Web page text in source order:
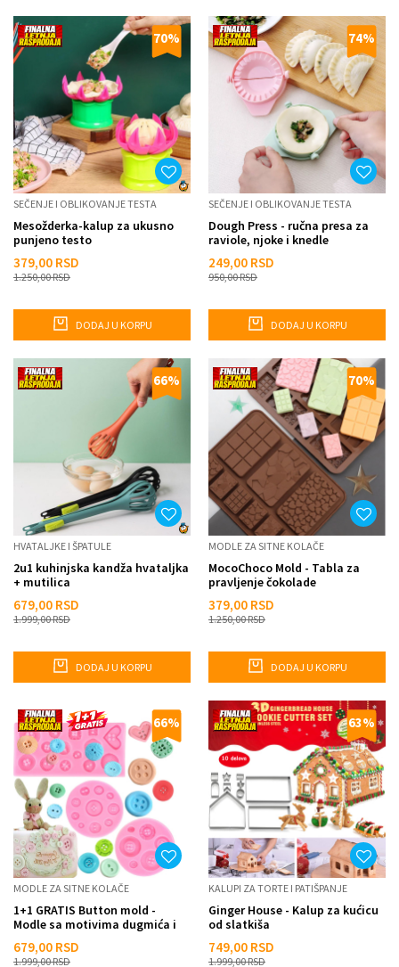
70%
SEČENJE I OBLIKOVANJE TESTA
Mesožderka-kalup za ukusno
punjeno testo
379,00 RSD
1.250,00RSD
DODAJ U KORPU
74%
SEČENJE I OBLIKOVANJE TESTA
Dough Press - ručna presa za
raviole, njoke i knedle
249,00 RSD
950,00RSD
DODAJ U KORPU
66%
HVATALJKE I ŠPATULE
2u1 kuhinjska kandža hvataljka
+ mutilica
679,00 RSD
1.999,00RSD
DODAJ U KORPU
70%
MODLE ZA SITNE KOLAČE
MocoChoco Mold - Tabla za
pravljenje čokolade
379,00 RSD
1.250,00RSD
DODAJ U KORPU
66%
MODLE ZA SITNE KOLAČE
1+1 GRATIS Button mold -
Modle sa motivima dugmića i
679,00 RSD
1.999,00RSD
63%
KALUPI ZA TORTE I PATIŠPANJE
Ginger House - Kalup za kućicu
od slatkiša
749,00 RSD
1.999,00RSD